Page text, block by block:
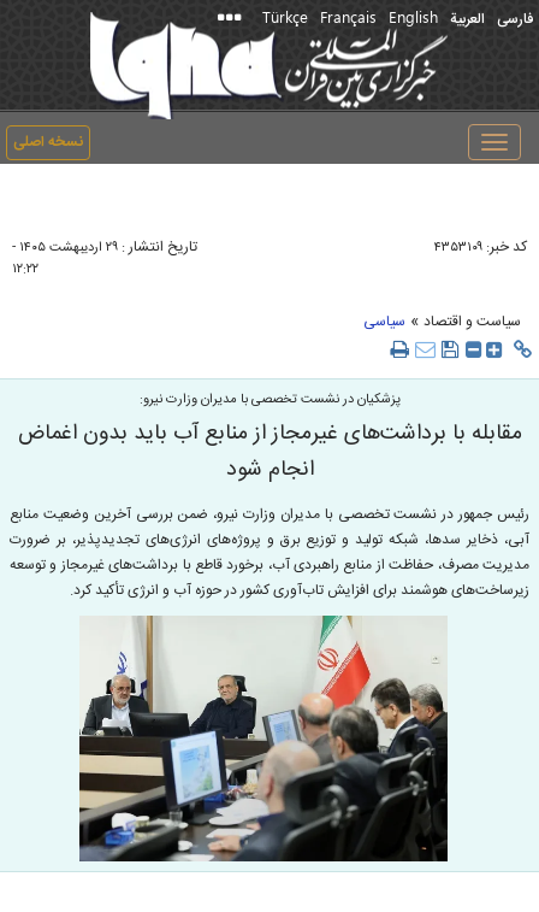
فارسی العربیة English
Français
Türkçe
نسخه اصلی
Toggle
navigation
کد خبر: ۴۳۵۳۱۰۹ تاریخ انتشار :
۲۹ ارديبهشت ۱۴۰۵ -
۱۲:۲۲
سیاست و اقتصاد » سیاسی
پزشکیان در نشست تخصصی با مدیران وزارت نیرو:
مقابله با برداشت‌های غیرمجاز از منابع آب باید بدون اغماض
انجام شود
رئیس جمهور در نشست تخصصی با مدیران وزارت نیرو، ضمن بررسی آخرین وضعیت منابع
آبی، ذخایر سدها، شبکه تولید و توزیع برق و پروژه‌های انرژی‌های تجدیدپذیر، بر ضرورت
مدیریت مصرف، حفاظت از منابع راهبردی آب، برخورد قاطع با برداشت‌های غیرمجاز و توسعه
زیرساخت‌های هوشمند برای افزایش تاب‌آوری کشور در حوزه آب و انرژی تأکید کرد.